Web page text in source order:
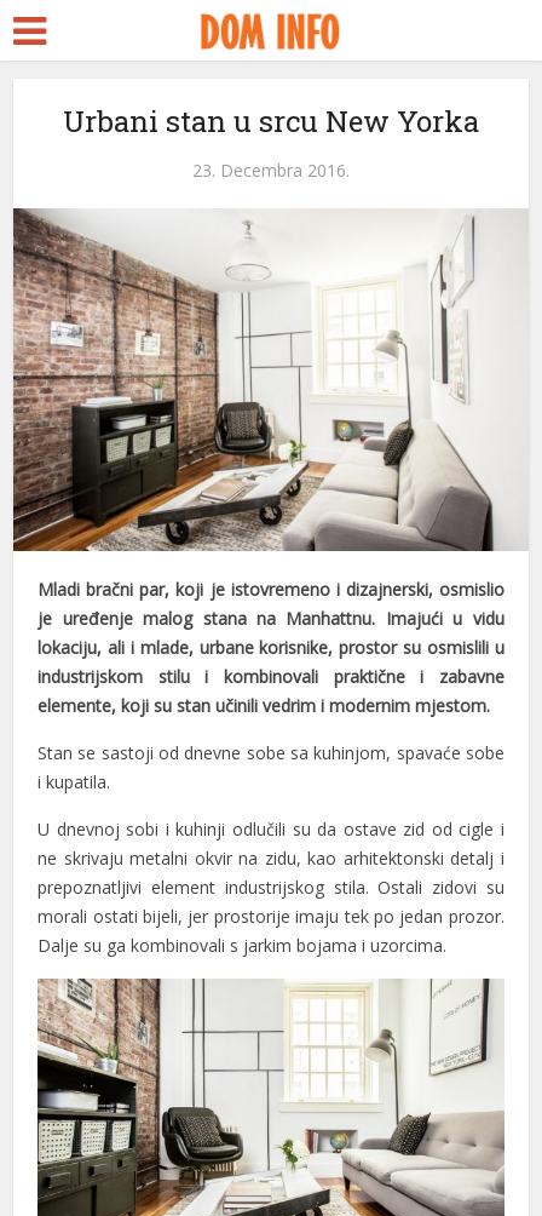
Ankara Escort
Türk Seks
Hacklink panel
Hacklink panel
Backlink paketleri
Hacklink
Hacklink
Hacklink
Hacklink
Hacklink
Hacklink panel
Hacklink panel
Hacklink panel
Hacklink panel
Hacklink panel
Hacklink panel
Hacklink panel
Hacklink panel
Hacklink panel
Hacklink panel
Hacklink panel
Hacklink panel
Hacklink panel
Urbani stan u srcu New Yorka
23. Decembra 2016.
Mladi bračni par, koji je istovremeno i dizajnerski, osmislio
je uređenje malog stana na Manhattnu. Imajući u vidu
lokaciju, ali i mlade, urbane korisnike, prostor su osmislili u
industrijskom stilu i kombinovali praktične i zabavne
elemente, koji su stan učinili vedrim i modernim mjestom.
Stan se sastoji od dnevne sobe sa kuhinjom, spavaće sobe
i kupatila.
U dnevnoj sobi i kuhinji odlučili su da ostave zid od cigle i
ne skrivaju metalni okvir na zidu, kao arhitektonski detalj i
prepoznatljivi element industrijskog stila. Ostali zidovi su
morali ostati bijeli, jer prostorije imaju tek po jedan prozor.
Dalje su ga kombinovali s jarkim bojama i uzorcima.